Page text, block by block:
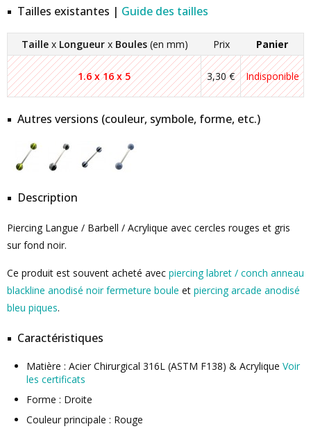
Tailles existantes | Guide des tailles
Taille x Longueur x Boules (en mm) Prix Panier
1.6 x 16 x 5 3,30 € Indisponible
Autres versions (couleur, symbole, forme, etc.)
Description
Piercing Langue / Barbell / Acrylique avec cercles rouges et gris
sur fond noir.
Ce produit est souvent acheté avec piercing labret / conch anneau
blackline anodisé noir fermeture boule et piercing arcade anodisé
bleu piques.
Caractéristiques
Matière : Acier Chirurgical 316L (ASTM F138) & Acrylique Voir
les certificats
Forme : Droite
Couleur principale : Rouge